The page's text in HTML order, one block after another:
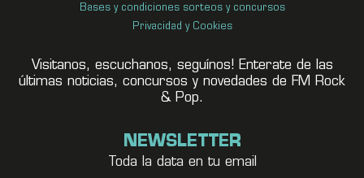
Bases y condiciones sorteos y concursos
Privacidad y Cookies
Visitanos, escuchanos, seguínos! Enterate de las
últimas noticias, concursos y novedades de FM Rock
& Pop.
NEWSLETTER
Toda la data en tu email